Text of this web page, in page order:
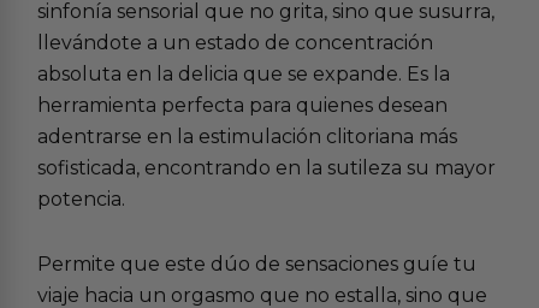
sinfonía sensorial que no grita, sino que susurra,
llevándote a un estado de concentración
absoluta en la delicia que se expande. Es la
herramienta perfecta para quienes desean
adentrarse en la estimulación clitoriana más
sofisticada, encontrando en la sutileza su mayor
potencia.
Permite que este dúo de sensaciones guíe tu
viaje hacia un orgasmo que no estalla, sino que